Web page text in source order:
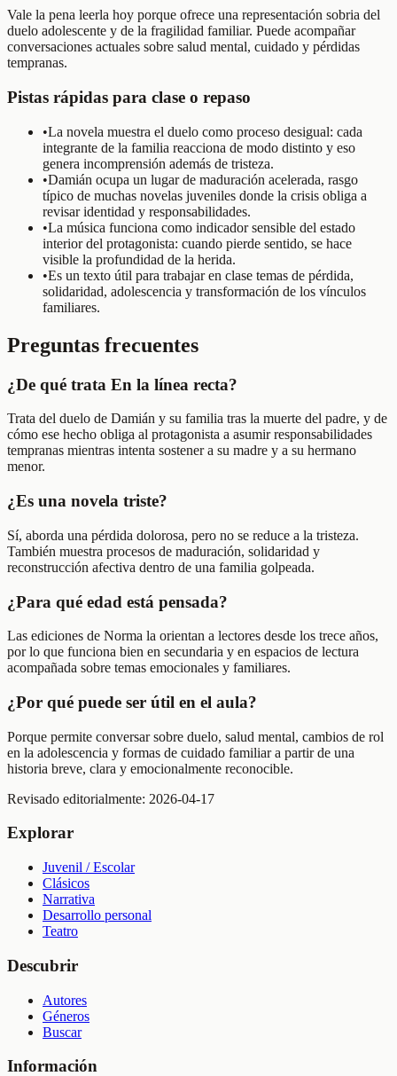
Vale la pena leerla hoy porque ofrece una representación sobria del
duelo adolescente y de la fragilidad familiar. Puede acompañar
conversaciones actuales sobre salud mental, cuidado y pérdidas
tempranas.
Pistas rápidas para clase o repaso
•La novela muestra el duelo como proceso desigual: cada
integrante de la familia reacciona de modo distinto y eso
genera incomprensión además de tristeza.
•Damián ocupa un lugar de maduración acelerada, rasgo
típico de muchas novelas juveniles donde la crisis obliga a
revisar identidad y responsabilidades.
•La música funciona como indicador sensible del estado
interior del protagonista: cuando pierde sentido, se hace
visible la profundidad de la herida.
•Es un texto útil para trabajar en clase temas de pérdida,
solidaridad, adolescencia y transformación de los vínculos
familiares.
Preguntas frecuentes
¿De qué trata En la línea recta?
Trata del duelo de Damián y su familia tras la muerte del padre, y de
cómo ese hecho obliga al protagonista a asumir responsabilidades
tempranas mientras intenta sostener a su madre y a su hermano
menor.
¿Es una novela triste?
Sí, aborda una pérdida dolorosa, pero no se reduce a la tristeza.
También muestra procesos de maduración, solidaridad y
reconstrucción afectiva dentro de una familia golpeada.
¿Para qué edad está pensada?
Las ediciones de Norma la orientan a lectores desde los trece años,
por lo que funciona bien en secundaria y en espacios de lectura
acompañada sobre temas emocionales y familiares.
¿Por qué puede ser útil en el aula?
Porque permite conversar sobre duelo, salud mental, cambios de rol
en la adolescencia y formas de cuidado familiar a partir de una
historia breve, clara y emocionalmente reconocible.
Revisado editorialmente: 2026-04-17
Explorar
Juvenil / Escolar
Clásicos
Narrativa
Desarrollo personal
Teatro
Descubrir
Autores
Géneros
Buscar
Información